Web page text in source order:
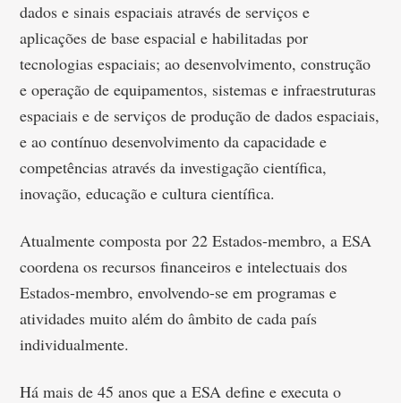
dados e sinais espaciais através de serviços e
aplicações de base espacial e habilitadas por
tecnologias espaciais; ao desenvolvimento, construção
e operação de equipamentos, sistemas e infraestruturas
espaciais e de serviços de produção de dados espaciais,
e ao contínuo desenvolvimento da capacidade e
competências através da investigação científica,
inovação, educação e cultura científica.
Atualmente composta por 22 Estados-membro, a ESA
coordena os recursos financeiros e intelectuais dos
Estados-membro, envolvendo-se em programas e
atividades muito além do âmbito de cada país
individualmente.
Há mais de 45 anos que a ESA define e executa o